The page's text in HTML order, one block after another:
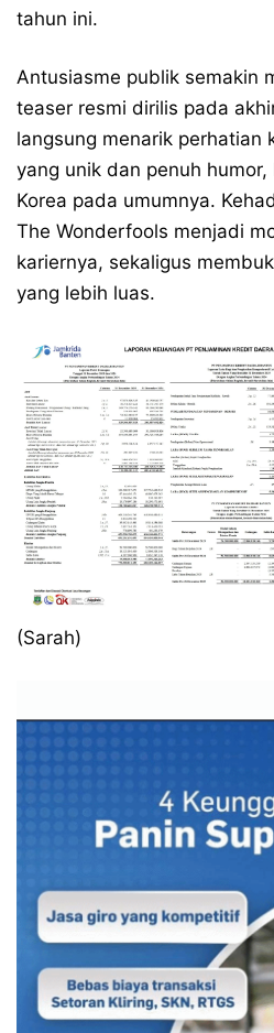
tahun ini.
Antusiasme publik semakin
teaser resmi dirilis pada
langsung menarik perhatian
yang unik dan penuh
Korea pada umumnya.
The Wonderfools menjadi
kariernya, sekaligus
yang lebih luas.
(Sarah)